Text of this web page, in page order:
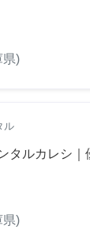
)
ル
タルカレシ
)